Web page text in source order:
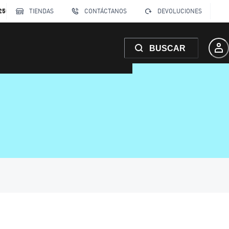
TIENDAS CONTÁCTANOS DEVOLUCIONES
BUSCAR